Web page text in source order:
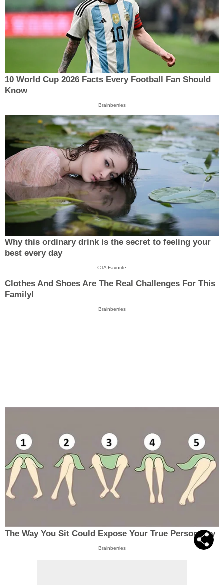
10 World Cup 2026 Facts Every Football Fan Should
Know
Brainberries
Why this ordinary drink is the secret to feeling your
best every day
CTA Favorite
Clothes And Shoes Are The Real Challenges For This
Family!
Brainberries
The Way You Sit Could Expose Your True Personality
Brainberries